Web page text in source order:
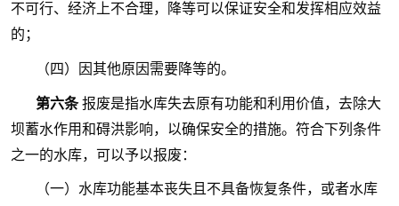
不可行、经济上不合理，降等可以保证安全和发挥相应效益
的；
（四）因其他原因需要降等的。
第六条报废是指水库失去原有功能和利用价值，去除大
坝蓄水作用和碍洪影响，以确保安全的措施。符合下列条件
之一的水库，可以予以报废：
（一）水库功能基本丧失且不具备恢复条件，或者水库